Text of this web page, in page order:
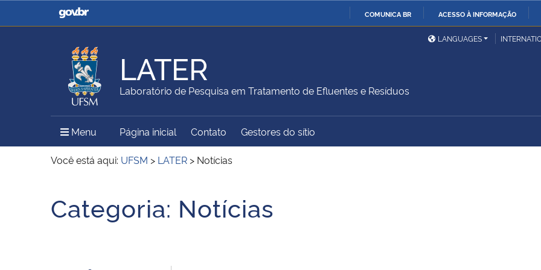
COMUNICA BR ACESSO À INFORMAÇÃO
Casa Civil
Ministério da Justiça e
Ministério da Defesa
Ministério das Relações
Exteriores
Ministério da Agricultura,
Pecuária e Abastecimento
Ministério da Educação
Ministério do Meio Ambiente Ministério do Turismo
Ministério do
Secretaria de Governo
Gabinete de Segurança
LANGUAGES
LATER
Laboratório de Pesquisa em Tratamento de Efluentes e Resíduos
Menu Menu Principal do Sítio
Página inicial Contato Gestores do sítio
Você está aqui: UFSM > LATER > Notícias
Categoria: Notícias